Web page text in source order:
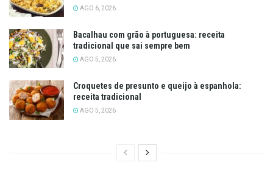
AGO 6, 2026
Bacalhau com grão à portuguesa: receita
tradicional que sai sempre bem
AGO 5, 2026
Croquetes de presunto e queijo à espanhola:
receita tradicional
AGO 5, 2026